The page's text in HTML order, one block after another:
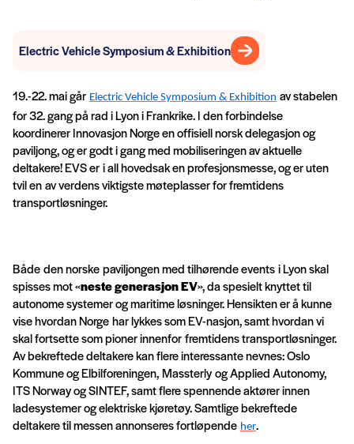
Electric Vehicle Symposium & Exhibition
19.-22. mai går Electric Vehicle Symposium & Exhibition av stabelen
for 32. gang på rad i Lyon i Frankrike. I den forbindelse
koordinerer Innovasjon Norge en offisiell norsk delegasjon og
paviljong, og er godt i gang med mobiliseringen av aktuelle
deltakere! EVS er i all hovedsak en profesjonsmesse, og er uten
tvil en av verdens viktigste møteplasser for fremtidens
transportløsninger.
Både den norske paviljongen med tilhørendeeventsi Lyon skal
spisses mot «neste generasjon EV», da spesielt knyttet til
autonome systemer og maritime løsninger. Hensikten er å kunne
vise hvordan Norge har lykkes som EV-nasjon, samt hvordan vi
skal fortsette som pioner innenfor fremtidens transportløsninger.
Av bekreftede deltakere kan flere interessante nevnes: Oslo
Kommune og Elbilforeningen,Massterlyog Applied Autonomy,
ITS Norway og SINTEF, samt flere spennende aktører innen
ladesystemer og elektriske kjøretøy. Samtlige bekreftede
deltakere til messen annonseres fortløpende her.